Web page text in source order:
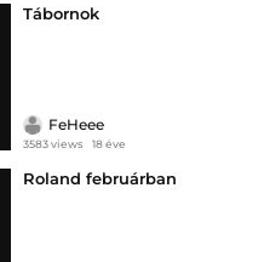
Tábornok
FeHeee
3583 views 18 éve
Roland februárban